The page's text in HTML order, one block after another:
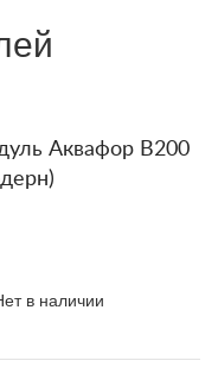
Аквафор B200
в наличии